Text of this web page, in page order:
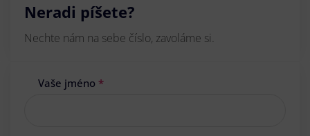
Neradi píšete?
Nechte nám na sebe číslo, zavoláme si.
Vaše jméno *